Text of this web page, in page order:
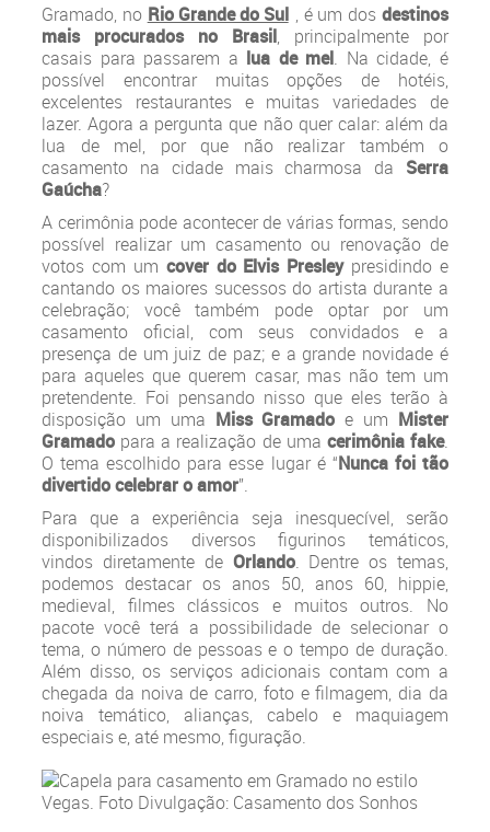
Gramado, no Rio Grande do Sul , é um dosdestinos
mais procurados no Brasil, principalmente por
casais para passarem a lua de mel. Na cidade, é
possível encontrar muitas opções de hotéis,
excelentes restaurantes e muitas variedades de
lazer. Agora a pergunta que não quer calar: além da
lua de mel, por que não realizar também o
casamento na cidade mais charmosa da Serra
Gaúcha?
A cerimônia pode acontecer de várias formas, sendo
possível realizar um casamento ou renovação de
votos com um cover do Elvis Presleypresidindo e
cantando os maiores sucessos do artista durante a
celebração; você também pode optar por um
casamento oficial, com seus convidados e a
presença de um juiz de paz; e a grande novidade é
para aqueles que querem casar, mas não tem um
pretendente. Foi pensando nisso que eles terão à
disposição um uma Miss Gramado e um Mister
Gramado para a realização de uma cerimônia fake.
O tema escolhido para esse lugar é “Nunca foi tão
divertido celebrar o amor”.
Para que a experiência seja inesquecível, serão
disponibilizados diversos figurinos temáticos,
vindos diretamente de Orlando. Dentre os temas,
podemos destacar os anos 50, anos 60, hippie,
medieval, filmes clássicos e muitos outros. No
pacote você terá a possibilidade de selecionar o
tema, o número de pessoas e o tempo de duração.
Além disso, os serviços adicionais contam com a
chegada da noiva de carro, foto e filmagem, dia da
noiva temático, alianças, cabelo e maquiagem
especiais e, até mesmo, figuração.